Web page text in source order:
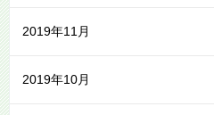
2019年11月
2019年10月